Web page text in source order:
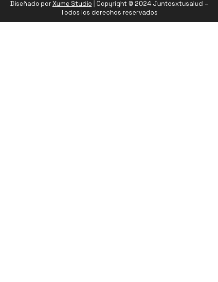
Diseñado porXume Studio | Copyright © 2024 Juntosxtusalud –
Todos los derechos reservados